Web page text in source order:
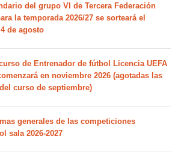
del grupo VI de Tercera Federación
la temporada 2026/27 se sorteará el
de agosto
de Entrenador de fútbol Licencia UEFA
en noviembre 2026 (agotadas las
curso de septiembre)
generales de las competiciones
sala 2026-2027